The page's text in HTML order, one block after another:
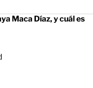
Maca Díaz, y cuál es